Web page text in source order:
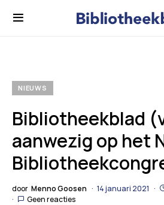
NIEUWS
Bibliotheekblad
aanwezig op het
door Menno Goosen 14 januari 2021
Geen reacties